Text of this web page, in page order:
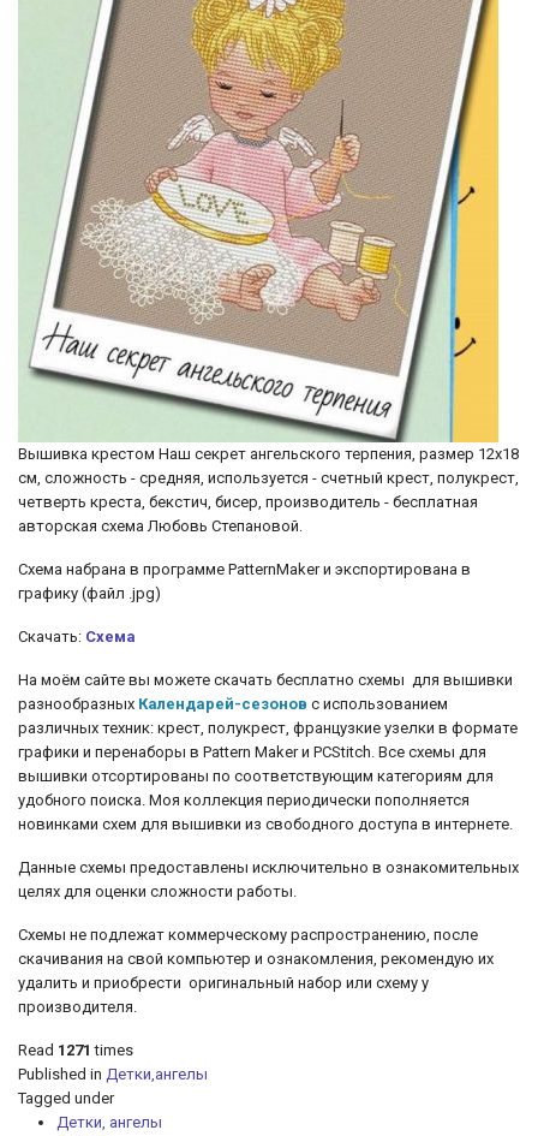
Вышивка крестом Наш секрет ангельского терпения, размер 12х18
см, сложность - средняя, используется - счетный крест, полукрест,
четверть креста, бекстич, бисер, производитель - бесплатная
авторская схема Любовь Степановой.
Схема набрана в программе PatternMaker и экспортирована в
графику (файл .jpg)
Скачать: Схема
На моём сайте вы можете скачать бесплатно схемы для вышивки
разнообразных Календарей-сезонов с использованием
различных техник: крест, полукрест, французкие узелки в формате
графики и перенаборы в Pattern Maker и PCStitch. Все схемы для
вышивки отсортированы по соответствующим категориям для
удобного поиска. Моя коллекция периодически пополняется
новинками схем для вышивки из свободного доступа в интернете.
Данные схемы предоставлены исключительно в ознакомительных
целях для оценки сложности работы.
Схемы не подлежат коммерческому распространению, после
скачивания на свой компьютер и ознакомления, рекомендую их
удалить и приобрести оригинальный набор или схему у
производителя.
Read 1271 times
Published in Детки,ангелы
Tagged under
Детки, ангелы